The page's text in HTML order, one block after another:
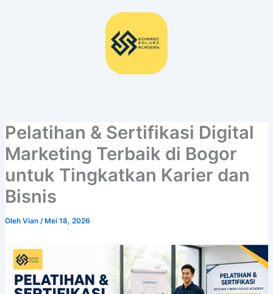
Pelatihan & Sertifikasi Digital
Marketing Terbaik di Bogor
untuk Tingkatkan Karier dan
Bisnis
Oleh Vian / Mei 18, 2026